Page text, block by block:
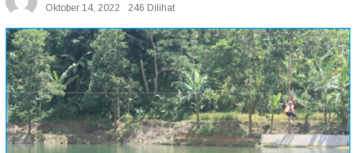
Oktober 14, 2022
246 Dilihat